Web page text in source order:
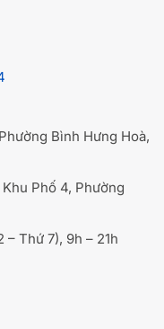
Bình Hưng Hoà,
Phố 4, Phường
Thứ 7), 9h – 21h